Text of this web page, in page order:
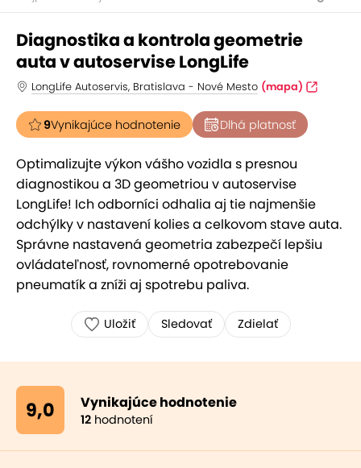
Diagnostika a kontrola geometrie
auta v autoservise LongLife
LongLife Autoservis, Bratislava - Nové Mesto (mapa)
9Vynikajúce hodnotenie Dlhá platnosť
Optimalizujte výkon vášho vozidla s presnou
diagnostikou a 3D geometriou v autoservise
LongLife! Ich odborníci odhalia aj tie najmenšie
odchýlky v nastavení kolies a celkovom stave auta.
Správne nastavená geometria zabezpečí lepšiu
ovládateľnosť, rovnomerné opotrebovanie
pneumatík a zníži aj spotrebu paliva.
Uložiť Sledovať Zdielať
9,0 Vynikajúce hodnotenie
12 hodnotení